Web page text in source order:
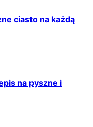
ciasto na każdą
na pyszne i